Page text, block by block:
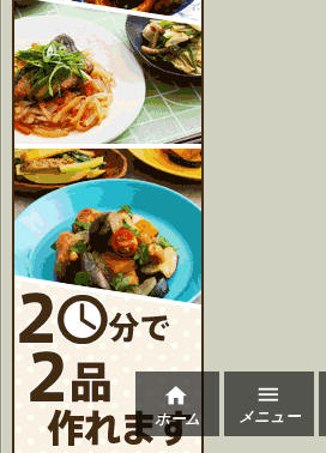

ホーム

メニュー